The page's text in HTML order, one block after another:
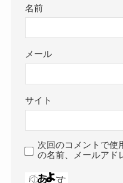
名前
メール
サイト
次回のコメントで使
の名前、メールアド